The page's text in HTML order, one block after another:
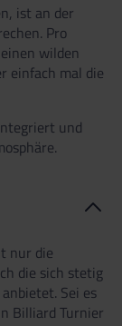
ist an der
Pro
wilden
einfach mal die
und
nur die
die sich stetig
Sei es
Billiard Turnier